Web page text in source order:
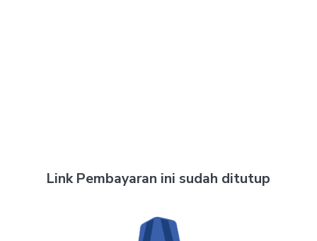
Link Pembayaran ini sudah ditutup